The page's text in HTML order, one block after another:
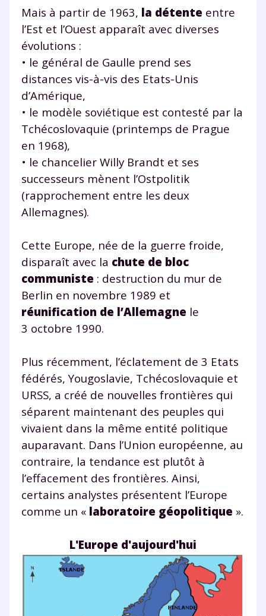
Mais à partir de 1963, la détente entre
l’Est et l’Ouest apparaît avec diverses
évolutions :
• le général de Gaulle prend ses
distances vis-à-vis des Etats-Unis
d’Amérique,
• le modèle soviétique est contesté par la
Tchécoslovaquie (printemps de Prague
en 1968),
• le chancelier Willy Brandt et ses
successeurs mènent l’Ostpolitik
(rapprochement entre les deux
Allemagnes).
Cette Europe, née de la guerre froide,
disparaît avec la chute de bloc
communiste : destruction du mur de
Berlin en novembre 1989 et
réunification de l’Allemagne le
3 octobre 1990.
Plus récemment, l’éclatement de 3 Etats
fédérés, Yougoslavie, Tchécoslovaquie et
URSS, a créé de nouvelles frontières qui
séparent maintenant des peuples qui
vivaient dans la même entité politique
auparavant. Dans l’Union européenne, au
contraire, la tendance est plutôt à
l’effacement des frontières. Ainsi,
certains analystes présentent l’Europe
comme un « laboratoire géopolitique ».
L'Europe d'aujourd'hui